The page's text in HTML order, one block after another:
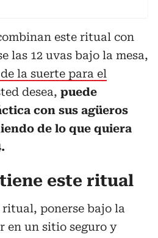
este ritual con
las 12 uvas bajo la mesa,
la suerte para el
desea, puede
con sus agüeros
de lo que quiera
este ritual
ritual, ponerse bajo la
en un sitio seguro y